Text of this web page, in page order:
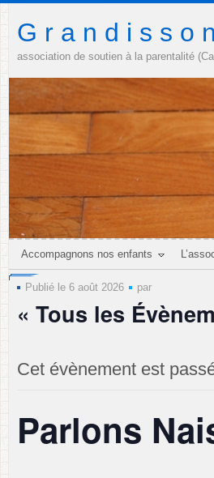
G r a n d i s s o
association de soutien à la parentalité
Accompagnons nos enfants
Publié le 6 août 2026 par
« Tous les
Cet évènement est
Parlons